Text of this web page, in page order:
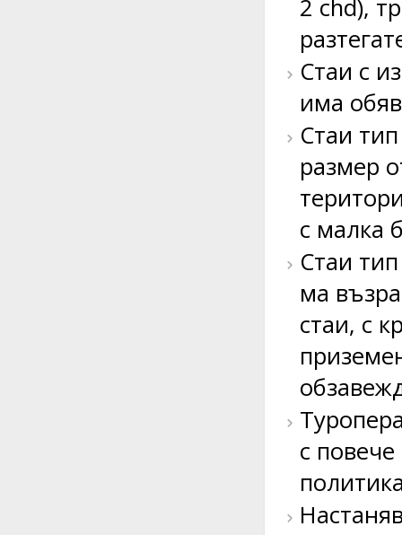
2 chd),
Стаи с
има
Стаи
размер
с малка
Стаи
ма
стаи, с
с